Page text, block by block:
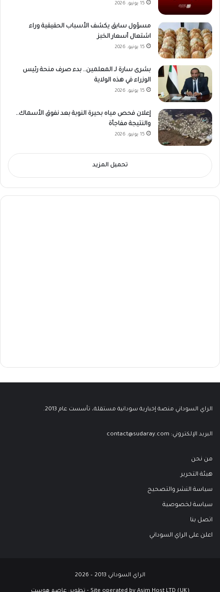
15 يونيو، 2026
مسؤول سابق يكشف الأسباب الحقيقية وراء
اشتعال أسعار الخبز
15 يونيو، 2026
بشرى سارة لـ المعلمين.. بدء صرف منحة رئيس
الوزراء في هذه الولاية
15 يونيو، 2026
إعلان فحص مياه بحيرة النوبة بعد نفوق الأسماك..
والنتيجة مفاجأة
15 يونيو، 2026
تحميل المزيد
الراي السوداني منصة إخبارية سودانية مستقلة، تأسست عام 2013.
البريد الإلكتروني: contact@sudaray.com
من نحن
هيئة التحرير
سياسة النشر والتصحيح
سياسة لخصوصية
اتصل بنا
اعلن على الراي السوداني
الراي السوداني 2013 – 2026